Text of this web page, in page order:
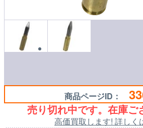
商品ページID：
売り切れ中です。在庫ご
高価買取します! 詳しく